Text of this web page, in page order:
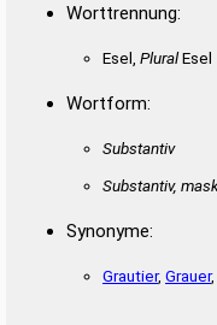
Worttrennung:
Esel, PluralEsel
Wortform:
Substantiv
Substantiv,
Synonyme:
Grautier, Grauer,